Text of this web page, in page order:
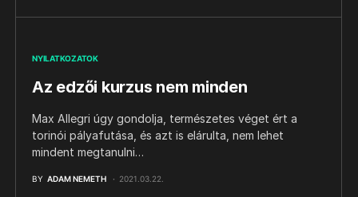
NYILATKOZATOK
Az edzői kurzus nem minden
Max Allegri úgy gondolja, természetes véget ért a
torinói pályafutása, és azt is elárulta, nem lehet
mindent megtanulni…
BY ADAM NEMETH 2021.03.22.